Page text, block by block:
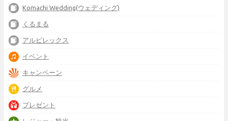
Komachi Wedding(ウェディング)
くるまる
アルビレックス
イベント
キャンペーン
グルメ
プレゼント